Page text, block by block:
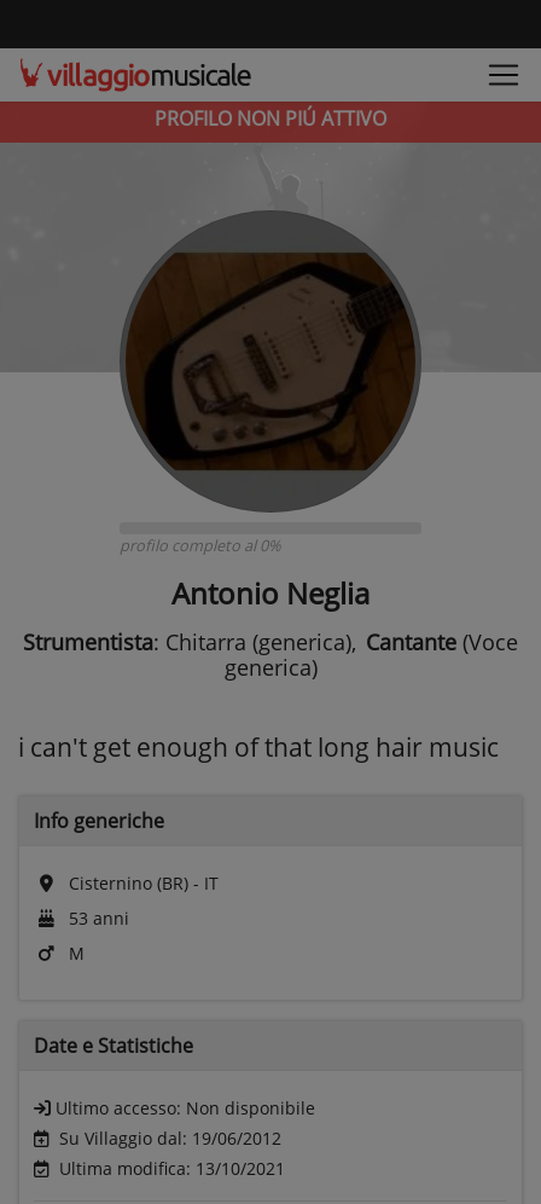
PROFILO NON PIÚ ATTIVO
profilo completo al 0%
Antonio Neglia
Strumentista: Chitarra (generica), Cantante (Voce
generica)
i can't get enough of that long hair music
Info generiche
Cisternino (BR) - IT
53 anni
M
Date e Statistiche
Ultimo accesso: Non disponibile
Su Villaggio dal: 19/06/2012
Ultima modifica: 13/10/2021